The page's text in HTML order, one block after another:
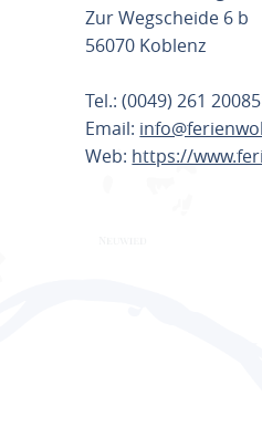
Zur Wegscheide 6 b
56070 Koblenz
Tel.: (0049) 261
Email:
Web: https://